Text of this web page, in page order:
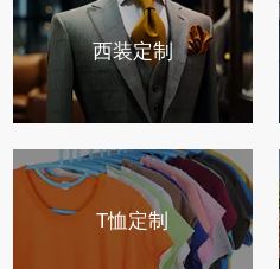
西装定制
T恤定制